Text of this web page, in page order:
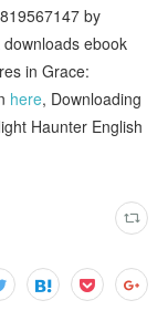
by
ebook
in Grace:
here, Downloading
Haunter English